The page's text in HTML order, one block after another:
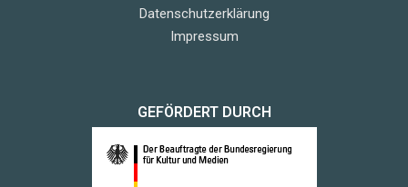
Datenschutzerklärung
Impressum
GEFÖRDERT DURCH